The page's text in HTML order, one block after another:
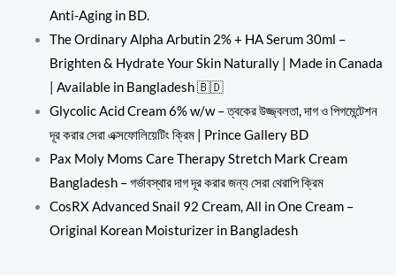
Anti-Aging in BD.
The Ordinary Alpha Arbutin 2% + HA Serum 30ml –
Brighten & Hydrate Your Skin Naturally | Made in Canada
| Available in Bangladesh 🇧🇩
Glycolic Acid Cream 6% w/w – ত্বকের উজ্জ্বলতা, দাগ ও পিগমেন্টেশন
দূর করার সেরা এক্সফোলিয়েটিং ক্রিম | Prince Gallery BD
Pax Moly Moms Care Therapy Stretch Mark Cream
Bangladesh – গর্ভাবস্থার দাগ দূর করার জন্য সেরা থেরাপি ক্রিম
CosRX Advanced Snail 92 Cream, All in One Cream –
Original Korean Moisturizer in Bangladesh